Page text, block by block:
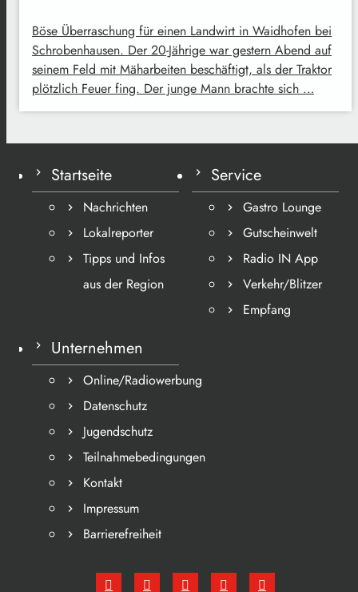
Böse Überraschung für einen Landwirt in Waidhofen bei
Schrobenhausen. Der 20-Jährige war gestern Abend auf
seinem Feld mit Mäharbeiten beschäftigt, als der Traktor
plötzlich Feuer fing. Der junge Mann brachte sich …
Startseite
Nachrichten
Lokalreporter
Tipps und Infos
aus der Region
Service
Gastro Lounge
Gutscheinwelt
Radio IN App
Verkehr/Blitzer
Empfang
Unternehmen
Online/Radiowerbung
Datenschutz
Jugendschutz
Teilnahmebedingungen
Kontakt
Impressum
Barrierefreiheit